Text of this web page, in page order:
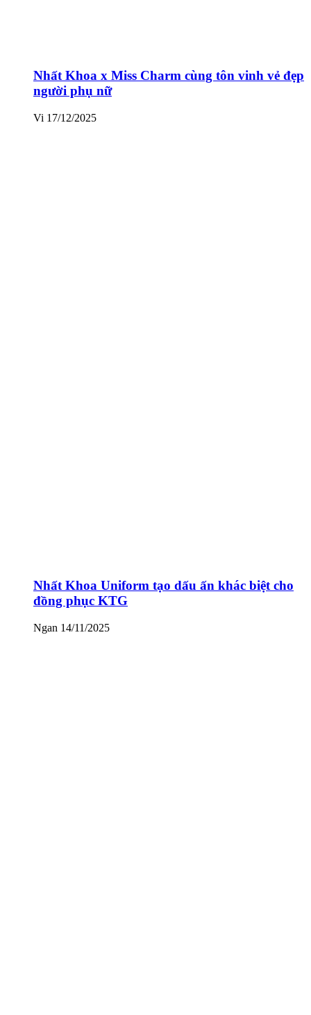
Nhất Khoa x Miss Charm cùng tôn vinh vẻ đẹp
người phụ nữ
Vi 17/12/2025
Nhất Khoa Uniform tạo dấu ấn khác biệt cho
đồng phục KTG
Ngan 14/11/2025